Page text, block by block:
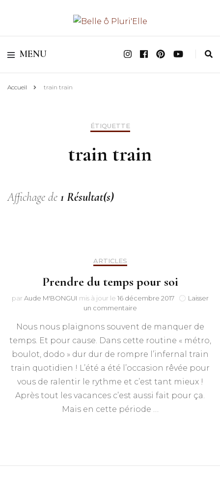
Belle ô Pluri'Elle
Valoriser les parcours & Révéler les potentiels Féminins
MENU
Accueil train train
ÉTIQUETTE
train train
Affichage de 1 Résultat(s)
ARTICLES
Prendre du temps pour soi
par Aude M'BONGUI mis à jour le 16 décembre 2017
Laisser
un commentairesur
du
temps
soi
Nous nous plaignons souvent de manquer de
temps. Et pour cause. Dans cette routine « métro,
boulot, dodo » dur dur de rompre l’infernal train
train quotidien ! L’été a été l’occasion rêvée pour
vous de ralentir le rythme et c’est tant mieux !
Après tout les vacances c’est aussi fait pour ça.
Mais en cette période …